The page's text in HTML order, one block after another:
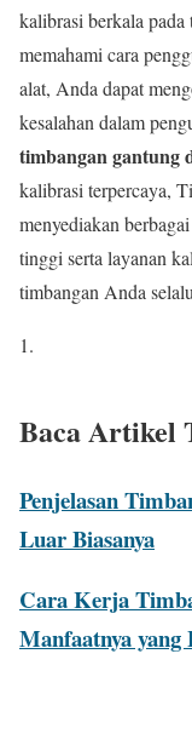
kalibrasi berkala
memahami cara
alat, Anda dapat
kesalahan dalam
timbangan gantung
kalibrasi terpercaya,
menyediakan
tinggi serta layanan
timbangan Anda
Baca Artikel
Penjelasan
Luar Biasanya
Cara Kerja
Manfaatnya yang